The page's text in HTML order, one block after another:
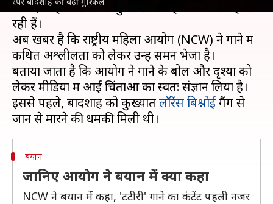
विवादों में हैं और उनकी मुश्किलें कम होने का नाम नहीं ले
रही हैं।
अब खबर है कि राष्ट्रीय महिला आयोग (NCW) ने गाने में
कथित अश्लीलता को लेकर उन्हें समन भेजा है।
बताया जाता है कि आयोग ने गाने के बोल और दृश्यों को
लेकर मीडिया में आई चिंताओं का स्वतः संज्ञान लिया है।
इससे पहले, बादशाह को कुख्यातलॉरेंस बिश्नोईगैंग से
बयान
जानिए आयोग ने बयान में क्या कहा
NCW ने बयान में कहा, 'टटीरी' गाने का कंटेंट पहली नजर